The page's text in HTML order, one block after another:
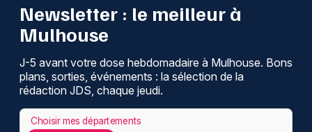
Newsletter : le meilleur à
Mulhouse
J-5 avant votre dose hebdomadaire à Mulhouse. Bons
plans, sorties, événements : la sélection de la
rédaction JDS, chaque jeudi.
Choisir mes départements